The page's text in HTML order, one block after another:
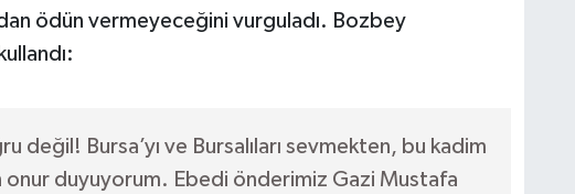
ödün vermeyeceğini vurguladı. Bozbey
değil! Bursa’yı ve Bursalıları sevmekten, bu kadim
duyuyorum. Ebedi önderimiz Gazi Mustafa